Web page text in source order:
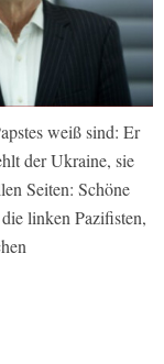
weiß sind: Er
der Ukraine, sie
Seiten: Schöne
linken Pazifisten,